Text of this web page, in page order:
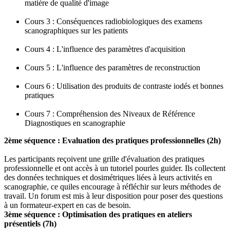
matière de qualité d'image
Cours 3 : Conséquences radiobiologiques des examens
scanographiques sur les patients
Cours 4 : L'influence des paramètres d'acquisition
Cours 5 : L'influence des paramètres de reconstruction
Cours 6 : Utilisation des produits de contraste iodés et bonnes
pratiques
Cours 7 : Compréhension des Niveaux de Référence
Diagnostiques en scanographie
2ème séquence : Evaluation des pratiques professionnelles (2h)
Les participants reçoivent une grille d'évaluation des pratiques
professionnelle et ont accès à un tutoriel pourles guider. Ils collectent
des données techniques et dosimétriques liées à leurs activités en
scanographie, ce quiles encourage à réfléchir sur leurs méthodes de
travail. Un forum est mis à leur disposition pour poser des questions
à un formateur-expert en cas de besoin.
3ème séquence : Optimisation des pratiques en ateliers
présentiels (7h)